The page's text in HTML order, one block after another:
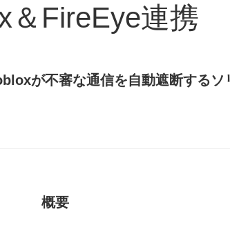
＆FireEye連携
が不審な通信を自動遮断するソ
概要